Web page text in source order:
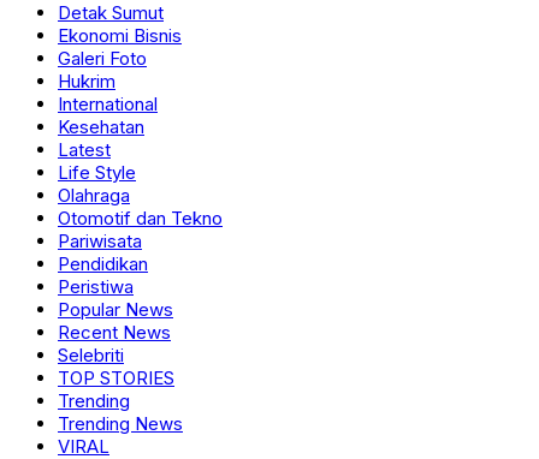
Detak Sumut
Ekonomi Bisnis
Galeri Foto
Hukrim
International
Kesehatan
Latest
Life Style
Olahraga
Otomotif dan Tekno
Pariwisata
Pendidikan
Peristiwa
Popular News
Recent News
Selebriti
TOP STORIES
Trending
Trending News
VIRAL